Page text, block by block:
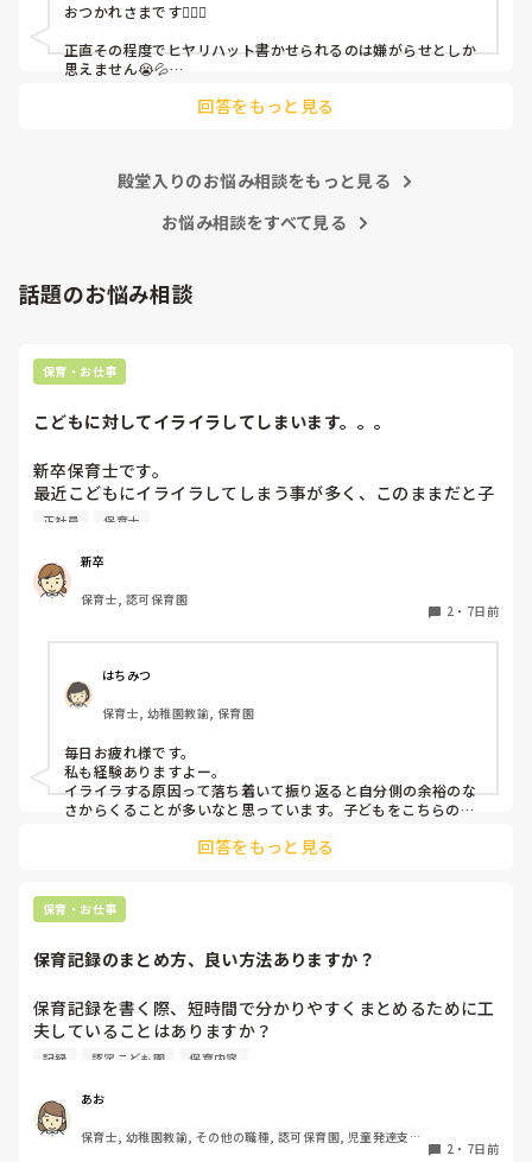
皆さんの園はどうですか?
おつかれさまです🙇🏻‍♀️
正直その程度でヒヤリハット書かせられるのは嫌がらせとしか
思えません😭💦
回答をもっと見る
殿堂入りのお悩み相談をもっと見る
お悩み相談をすべて見る
話題のお悩み相談
保育・お仕事
こどもに対してイライラしてしまいます。。。
新卒保育士です。
最近こどもにイライラしてしまう事が多く、このままだと子
どもが嫌いになってしまうんじゃないかと怖くなる時があり
だいすきだなと思います。ですが、4月に比べると、子ども
に対してイライラしてしまう事が増えてきました。何度注意
しても言うことを聞いてくれなかったり、逆に自分の指示が
があります。今はフリーとして色々なクラスに入らせて貰っ
ていますが、幼児クラスに入ると余計イライラしてしまう回
数がふえてしまいます。皆さんはこどもに対してイライラし
てしまうことはありますか？😿😿
正社員 保育士
新卒
保育士, 認可保育園
2 ・ 7日前
はちみつ
保育士, 幼稚園教諭, 保育園
毎日お疲れ様です。
私も経験ありますよー。
イライラする原因って落ち着いて振り返ると自分側の余裕のな
さからくることが多いなと思っています。子どもをこちらの思
せなきゃ)などの責任感からや、他の先生方からの視線など気に
子どもにも感情があるし、行動にら理由があると思うのでイラ
っとした時は一旦落ち着いて、どうしてこの子はこのような表
子どもを1人の人間として見ること保育者として大切な姿勢だ
子どもってすごい力を持っているので自分のことをわかってく
れるいつも寄り添ってくれるとわかってくれる先生の話は聞い
てくれると思いますよ。なので手遊びや隙間時間に子どもの気
持ちを惹きつけるゲームなど保育のレパートリーがたくさんあ
子ども達は楽しそうと思ったところに集まったり気持ちを集中
させたり話を聞いてくれると思うので先生自身楽しく保育して
くださいね。
綺麗事ばかり言いましたが実際の現場は戦場ですよね（ ; ; ）
回答をもっと見る
保育・お仕事
保育記録のまとめ方、良い方法ありますか？
保育記録を書く際、短時間で分かりやすくまとめるために工
夫していることはありますか？
観察したことが多い日は、どのように優先順位をつけて記録
みなさんの方法を教えていただきたいです！
記録 認定こども園 保育内容
あお
保育士, 幼稚園教諭, その他の職種, 認可保育園, 児童発達支援
2 ・ 7日前